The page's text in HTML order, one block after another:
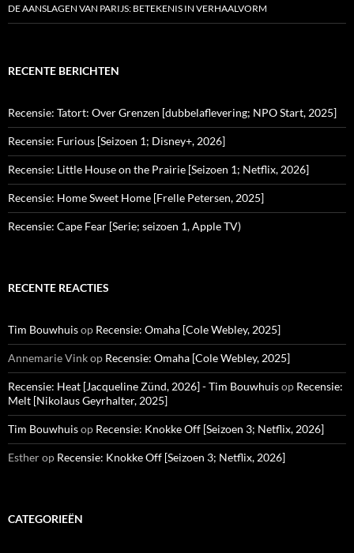
DE AANSLAGEN VAN PARIJS: BETEKENIS IN VERHAALVORM
RECENTE BERICHTEN
Recensie: Tatort: Over Grenzen [dubbelaflevering; NPO Start, 2025]
Recensie: Furious [Seizoen 1; Disney+, 2026]
Recensie: Little House on the Prairie [Seizoen 1; Netflix, 2026]
Recensie: Home Sweet Home [Frelle Petersen, 2025]
Recensie: Cape Fear [Serie; seizoen 1, Apple TV)
RECENTE REACTIES
Tim Bouwhuisop Recensie: Omaha [Cole Webley, 2025]
Annemarie Vinkop Recensie: Omaha [Cole Webley, 2025]
Recensie: Heat [Jacqueline Zünd, 2026] - Tim Bouwhuisop Recensie:
Melt [Nikolaus Geyrhalter, 2025]
Tim Bouwhuisop Recensie: Knokke Off [Seizoen 3; Netflix, 2026]
Estherop Recensie: Knokke Off [Seizoen 3; Netflix, 2026]
CATEGORIEËN